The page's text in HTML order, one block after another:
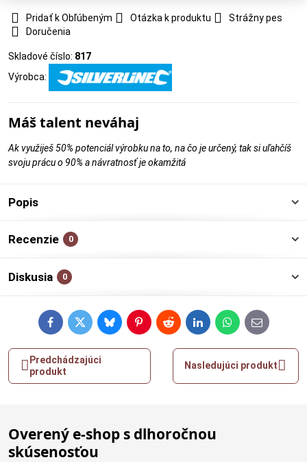
Pridať k Obľúbeným Otázka k produktu
Strážny pes
Doručenia
Skladové číslo: 817
Výrobca:
Máš talent neváhaj
Ak využiješ 50% potenciál výrobku na to, na čo je určený, tak si uľahčíš
svoju prácu o 90% a návratnosť je okamžitá
Popis
Recenzie 0
Diskusia 0
FacebookTwitterBlueskyPinterestRedditLinkedInWhatsApp
E-
mail
Predchádzajúci
produkt
Nasledujúci produkt
Overený e-shop s dlhoročnou
skúsenosťou